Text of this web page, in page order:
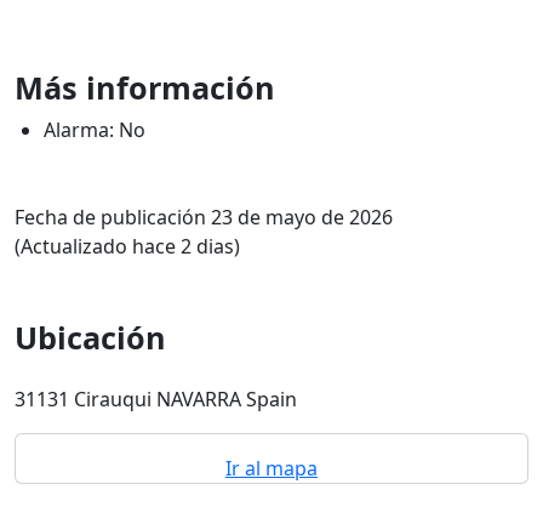
Más información
Alarma: No
Fecha de publicación 23 de mayo de 2026
(Actualizado hace 2 dias)
Ubicación
31131 Cirauqui NAVARRA Spain
Ir al mapa